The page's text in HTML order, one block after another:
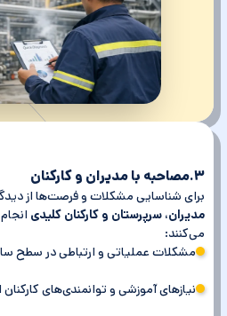
۳.مصاحبه با مدیران و کارکنان
برای شناسایی مشکلات و فرصت‌ها از
مدیران، سرپرستان و کارکنان کلیدی
می‌کنند:
مشکلات عملیاتی و ارتباطی در سطح
نیازهای آموزشی و توانمندی‌های کارکنان